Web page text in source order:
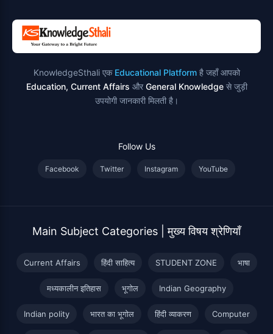
KnowledgeSthali एक Educational Platformहै जहाँ आपको
Education, Current Affairs और General Knowledgeसे जुड़ी
उपयोगी जानकारी मिलती है।
Follow Us
Facebook Twitter Instagram YouTube
Main Subject Categories | मुख्य विषय श्रेणियाँ
Current Affairs हिंदी साहित्य STUDENT ZONE भाषा
मध्यकालीन इतिहास भूगोल Indian Geography
Indian polity भारत का भूगोल हिंदी व्याकरण Computer